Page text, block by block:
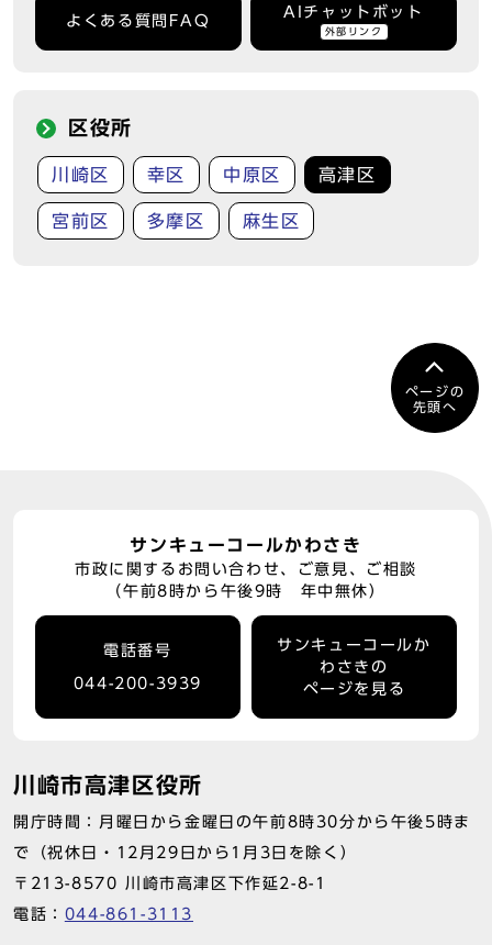
よくある質問FAQ
AIチャットボット
外部リンク
区役所
川崎区 幸区 中原区 高津区
宮前区 多摩区 麻生区
ページの
先頭へ
サンキューコールかわさき
市政に関するお問い合わせ、ご意見、ご相談
（午前8時から午後9時 年中無休）
電話番号
044-200-3939
サンキューコールか
わさきの
ページを見る
川崎市高津区役所
開庁時間：月曜日から金曜日の午前8時30分から午後5時ま
で（祝休日・12月29日から1月3日を除く）
〒213-8570 川崎市高津区下作延2-8-1
電話： 044-861-3113